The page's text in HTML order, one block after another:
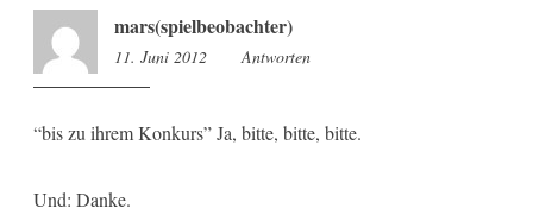
mars(spielbeobachter)
11. Juni 2012 15:48
Antworten
“bis zu ihrem Konkurs” Ja, bitte, bitte, bitte.
Und: Danke.